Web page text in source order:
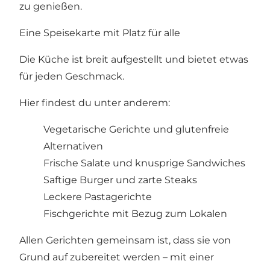
zu genießen.
Eine Speisekarte mit Platz für alle
Die Küche ist breit aufgestellt und bietet etwas
für jeden Geschmack.
Hier findest du unter anderem:
Vegetarische Gerichte und glutenfreie
Alternativen
Frische Salate und knusprige Sandwiches
Saftige Burger und zarte Steaks
Leckere Pastagerichte
Fischgerichte mit Bezug zum Lokalen
Allen Gerichten gemeinsam ist, dass sie von
Grund auf zubereitet werden – mit einer